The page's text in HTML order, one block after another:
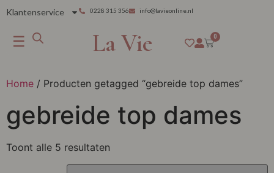
Klantenservice 0228 315 356 info@lavieonline.nl
☰ La Vie 0
Home / Producten getagged “gebreide top dames”
gebreide top dames
Toont alle 5 resultaten